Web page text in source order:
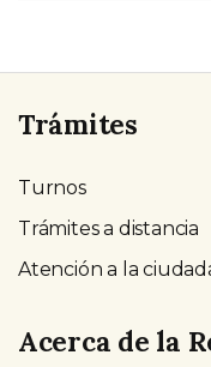
Trámites
Turnos
Trámites a distancia
Atención a la
Acerca de la